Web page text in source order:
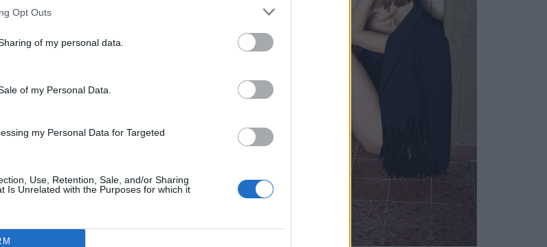
Opt Outs
of my personal data.
of my Personal Data.
my Personal Data for Targeted
Use, Retention, Sale, and/or Sharing
Is Unrelated with the Purposes for which it